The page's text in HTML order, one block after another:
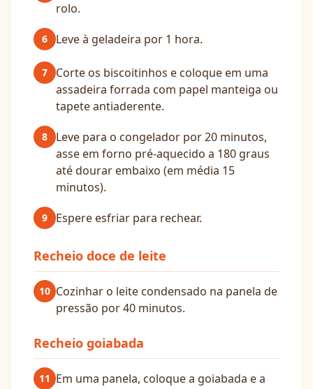
rolo.
6 Leve à geladeira por 1 hora.
7
Corte os biscoitinhos e coloque em uma
assadeira forrada com papel manteiga ou
tapete antiaderente.
8
Leve para o congelador por 20 minutos,
asse em forno pré-aquecido a 180 graus
até dourar embaixo (em média 15
minutos).
9 Espere esfriar para rechear.
Recheio doce de leite
10 Cozinhar o leite condensado na panela de
pressão por 40 minutos.
Recheio goiabada
11 Em uma panela, coloque a goiabada e a